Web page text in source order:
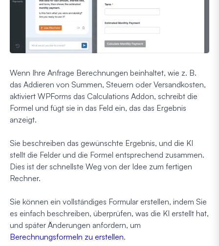
Wenn Ihre Anfrage Berechnungen beinhaltet, wie z. B.
das Addieren von Summen, Steuern oder Versandkosten,
aktiviert WPForms das Calculations Addon, schreibt die
Formel und fügt sie in das Feld ein, das das Ergebnis
anzeigt.
Sie beschreiben das gewünschte Ergebnis, und die KI
stellt die Felder und die Formel entsprechend zusammen.
Dies ist der schnellste Weg von der Idee zum fertigen
Rechner.
Sie können ein vollständiges Formular erstellen, indem Sie
es einfach beschreiben, überprüfen, was die KI erstellt hat,
und später Änderungen anfordern, um
Berechnungsformeln zu erstellen.